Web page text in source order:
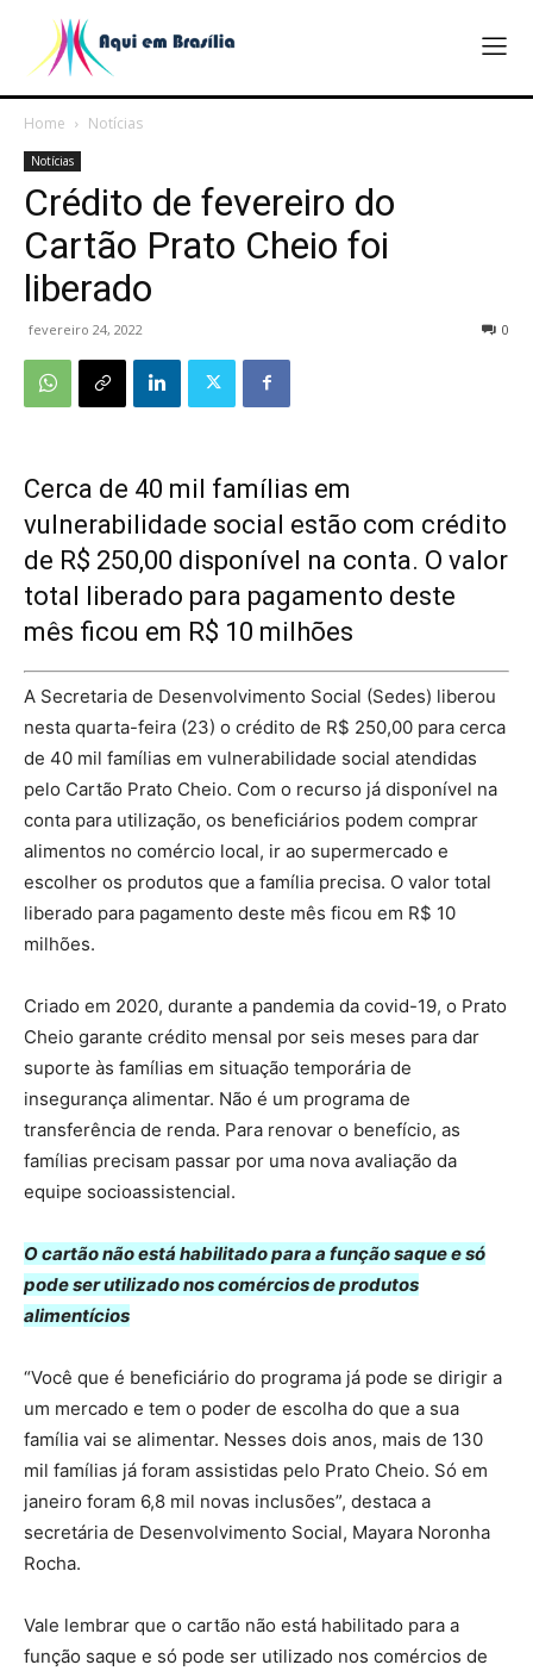
Home Notícias
Notícias
Crédito de fevereiro do
Cartão Prato Cheio foi
liberado
fevereiro 24, 2022 0
Cerca de 40 mil famílias em
vulnerabilidade social estão com crédito
de R$ 250,00 disponível na conta. O valor
total liberado para pagamento deste
mês ficou em R$ 10 milhões
A Secretaria de Desenvolvimento Social (Sedes) liberou
nesta quarta-feira (23) o crédito de R$ 250,00 para cerca
de 40 mil famílias em vulnerabilidade social atendidas
pelo Cartão Prato Cheio. Com o recurso já disponível na
conta para utilização, os beneficiários podem comprar
alimentos no comércio local, ir ao supermercado e
escolher os produtos que a família precisa. O valor total
liberado para pagamento deste mês ficou em R$ 10
milhões.
Criado em 2020, durante a pandemia da covid-19, o Prato
Cheio garante crédito mensal por seis meses para dar
suporte às famílias em situação temporária de
insegurança alimentar. Não é um programa de
transferência de renda. Para renovar o benefício, as
famílias precisam passar por uma nova avaliação da
equipe socioassistencial.
O cartão não está habilitado para a função saque e só
pode ser utilizado nos comércios de produtos
alimentícios
“Você que é beneficiário do programa já pode se dirigir a
um mercado e tem o poder de escolha do que a sua
família vai se alimentar. Nesses dois anos, mais de 130
mil famílias já foram assistidas pelo Prato Cheio. Só em
janeiro foram 6,8 mil novas inclusões”, destaca a
secretária de Desenvolvimento Social, Mayara Noronha
Rocha.
Vale lembrar que o cartão não está habilitado para a
função saque e só pode ser utilizado nos comércios de